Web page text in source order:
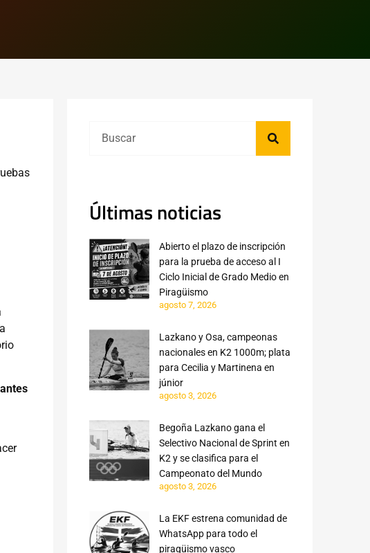
Últimas noticias
Abierto el plazo de inscripción
para la prueba de acceso al I
Ciclo Inicial de Grado Medio en
Piragüismo
agosto 7, 2026
Lazkano y Osa, campeonas
nacionales en K2 1000m; plata
para Cecilia y Martinena en
júnior
agosto 3, 2026
Begoña Lazkano gana el
Selectivo Nacional de Sprint en
K2 y se clasifica para el
Campeonato del Mundo
agosto 3, 2026
La EKF estrena comunidad de
WhatsApp para todo el
piragüismo vasco